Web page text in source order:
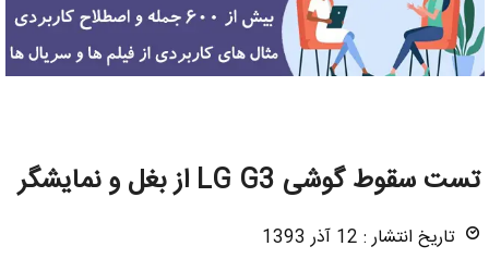
تست سقوط گوشی LG G3 از بغل و نمایشگر
تاریخ انتشار : 12 آذر 1393